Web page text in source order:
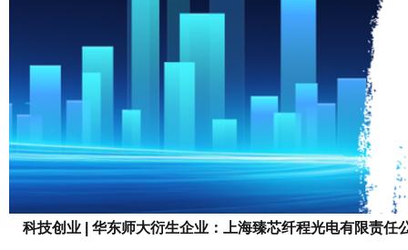
科技创业 | 华东师大衍生企业：上海臻芯纤程光电有限责任